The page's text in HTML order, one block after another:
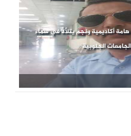
أكاديمية ونجم يتلألأ في سماء
الجامعات الجنوبية